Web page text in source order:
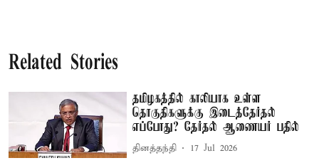
Related Stories
தமிழகத்தில் காலியாக உள்ள
தொகுதிகளுக்கு இடைத்தேர்தல்
எப்போது? தேர்தல் ஆணையர் பதில்
தினத்தந்தி 17 Jul 2026